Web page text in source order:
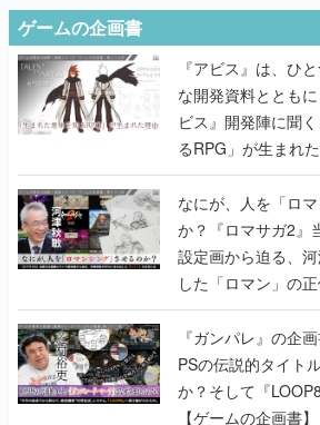
な開発資料ととも
るRPG」が生まれ
書】
なにが、人を「ロ
か？『ロマサガ2』
設定画から迫る、
した「ロマン」の正
書】
『ガンパレ』の企
PSの伝説的タイト
か？そして『
【ゲームの企画書】
世界が認めるゲー
とはいったい何が